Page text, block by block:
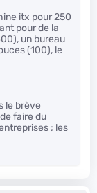
itx pour 250
pour de la
un bureau
(100), le
le brève
faire du
; les